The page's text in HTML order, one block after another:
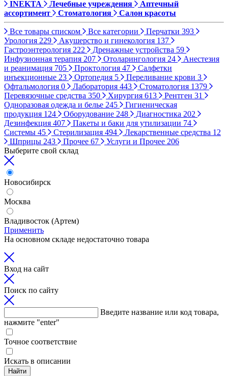
INEKTA Лечебные учреждения
Аптечный
ассортимент
Стоматология Салон красоты
Все товары списком Все категории Перчатки 393
Урология 229 Акушерство и гинекология 137
Гастроэнтерология 222 Дренажные устройства 59
Инфузионная терапия 207 Отоларингология 24
Анестезия
и реанимация 705 Проктология 47
Салфетки
инъекционные 23 Ортопедия 5 Переливание крови 3
Офтальмология 0 Лаборатория 443 Стоматология 1379
Перевязочные средства 350 Хирургия 613 Рентген 31
Одноразовая одежда и белье 245
Гигиеническая
продукция 124 Оборудование 248 Диагностика 202
Дезинфекция 407 Пакеты и баки для утилизации 74
Системы 45 Стерилизация 494 Лекарственные средства 12
Шприцы 243 Прочее 67 Услуги и Прочее 206
Выберите свой склад
Новосибирск
Москва
Владивосток (Артем)
Применить
На основном складе недостаточно товара
Вход на сайт
Поиск по сайту
Введите название или код товара,
нажмите "enter"
Точное соответствие
Искать в описании
Найти